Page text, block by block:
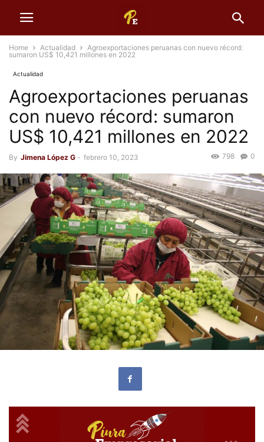
Home Actualidad
Agroexportaciones peruanas con nuevo récord:
sumaron US$ 10,421 millones en 2022
Actualidad
Agroexportaciones peruanas
con nuevo récord: sumaron
US$ 10,421 millones en 2022
By Jimena López G - febrero 10, 2023 0
798